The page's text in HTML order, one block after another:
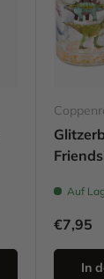
Auf
€7,95
In